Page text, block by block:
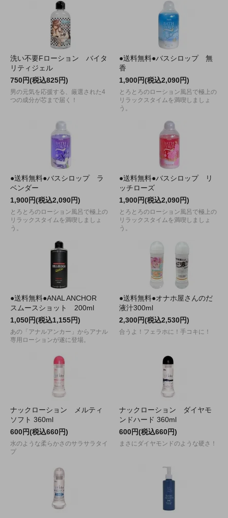
洗い不要Fローション バイタ
リティジェル
750円(税込825円)
男の元気を応援する、厳選された4
つの成分が芯まで届く！
●送料無料●バスシロップ 無
香
1,900円(税込2,090円)
とろとろのローション風呂で極上の
リラックスタイムを満喫しましょ
う。
●送料無料●バスシロップ ラ
ベンダー
1,900円(税込2,090円)
とろとろのローション風呂で極上の
リラックスタイムを満喫しましょ
う。
●送料無料●バスシロップ リ
ッチローズ
1,900円(税込2,090円)
とろとろのローション風呂で極上の
リラックスタイムを満喫しましょ
う。
●送料無料●ANAL ANCHOR
スムースショット 200ml
1,050円(税込1,155円)
あの「アナルアンカー」からアナル
専用ローションが遂に登場。
●送料無料●オナホ屋さんのだ
液汁300ml
2,300円(税込2,530円)
合うよ！フェラホに！手コキに！
ナックローション メルティ
ソフト 360ml
600円(税込660円)
水のような柔らかさのサラサラタイ
プ
ナックローション ダイヤモ
ンドハード 360ml
600円(税込660円)
まさにダイヤモンドのような硬さ！